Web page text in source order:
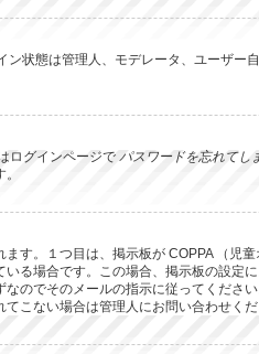
ン状態は管理人、モデレータ、ユーザー
ログインページで パスワードを忘れてし
す。１つ目は、掲示板が COPPA （児
る場合です。この場合、掲示板の設定
のでそのメールの指示に従ってくださ
こない場合は管理人にお問い合わせくだ